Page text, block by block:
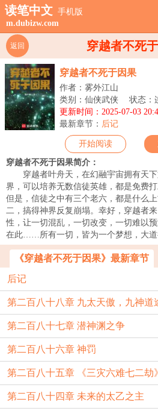
读笔中文 手机版
m.dubizw.com
穿越者不死
返回
穿越者不死于因果
作者：雾外江山
类别：仙侠武侠
状态：
更新时间：2025-07-03
最新章节： 后记
开始阅读
穿越者不死于因果简介：
穿越者叶舟天，在幻融宇宙拥有天
界，可以培养无数信徒英雄，都是免费
但是，信徒之中有三个老六，都是什么
二，搞得神界反复崩塌。幸好，穿越者
性，让一切混乱，一切改变，一切难以
在此……所有一切，皆为一个梦想，大道
《穿越者不死于因果》最新章节
后记
第二百八十八章 九太天傲，九神道
第二百八十七章 潜神渊之争
第二百八十六章 神罚
第二百八十五章 《三灾六难七二劫》
第二百八十四章 未来的太乙之主